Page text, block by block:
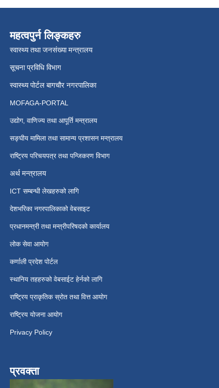
महत्वपुर्न लिङ्कहरु
स्वास्थ्य तथा जनसंख्या मन्त्रालय
सूचना प्रविधि विभाग
स्वास्थ्य पोर्टल बागचौर नगरपालिका
MOFAGA-PORTAL
उद्योग, वाणिज्य तथा आपूर्ति मन्त्रालय
सङ्घीय मामिला तथा सामान्य प्रशासन मन्त्रालय
राष्ट्रिय परिचयपत्र तथा पन्जिकरण विभाग
अर्थ मन्त्रालय
ICT सम्बन्धी लेखहरुको लागि
देशभरिका नगरपालिकाको वेबसाइट
प्रधानमन्त्री तथा मन्त्रीपरिषदको कार्यालय
लोक सेवा आयोग
कर्णाली प्रदेश पोर्टल
स्थानिय तहहरुको वेबसाईट हेर्नको लागि
राष्ट्रिय प्राकृतिक स्रोत तथा वित्त आयोग
राष्ट्रिय योजना आयोग
Privacy Policy
प्रवक्ता